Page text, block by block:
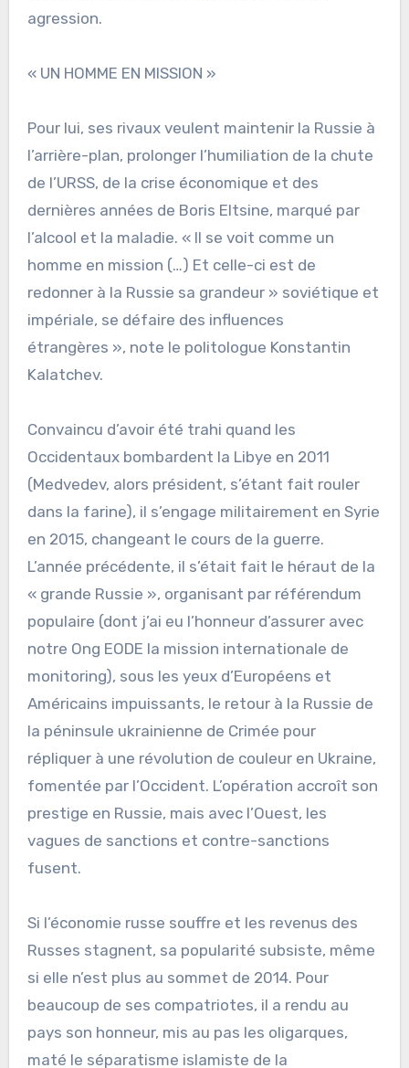
agression.
« UN HOMME EN MISSION »
Pour lui, ses rivaux veulent maintenir la Russie à
l’arrière-plan, prolonger l’humiliation de la chute
de l’URSS, de la crise économique et des
dernières années de Boris Eltsine, marqué par
l’alcool et la maladie. « Il se voit comme un
homme en mission (…) Et celle-ci est de
redonner à la Russie sa grandeur » soviétique et
impériale, se défaire des influences
étrangères », note le politologue Konstantin
Kalatchev.
Convaincu d’avoir été trahi quand les
Occidentaux bombardent la Libye en 2011
(Medvedev, alors président, s’étant fait rouler
dans la farine), il s’engage militairement en Syrie
en 2015, changeant le cours de la guerre.
L’année précédente, il s’était fait le héraut de la
« grande Russie », organisant par référendum
populaire (dont j’ai eu l’honneur d’assurer avec
notre Ong EODE la mission internationale de
monitoring), sous les yeux d’Européens et
Américains impuissants, le retour à la Russie de
la péninsule ukrainienne de Crimée pour
répliquer à une révolution de couleur en Ukraine,
fomentée par l’Occident. L’opération accroît son
prestige en Russie, mais avec l’Ouest, les
vagues de sanctions et contre-sanctions
fusent.
Si l’économie russe souffre et les revenus des
Russes stagnent, sa popularité subsiste, même
si elle n’est plus au sommet de 2014. Pour
beaucoup de ses compatriotes, il a rendu au
pays son honneur, mis au pas les oligarques,
maté le séparatisme islamiste de la